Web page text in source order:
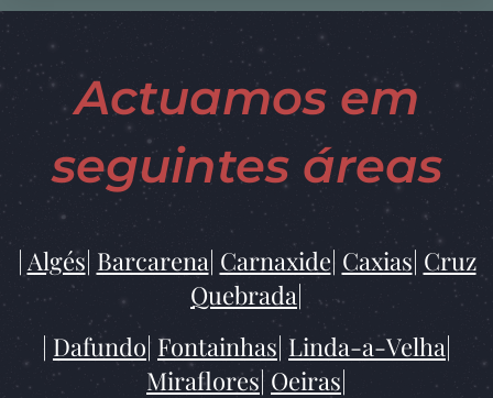
Actuamos em
seguintes áreas
| Algés| Barcarena| Carnaxide| Caxias| Cruz
Quebrada|
| Dafundo| Fontainhas| Linda-a-Velha|
Miraflores| Oeiras|